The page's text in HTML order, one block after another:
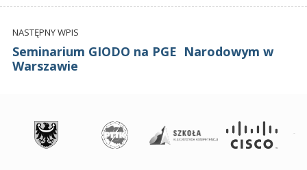
NASTĘPNY WPIS
Seminarium GIODO na PGE Narodowym w
Warszawie